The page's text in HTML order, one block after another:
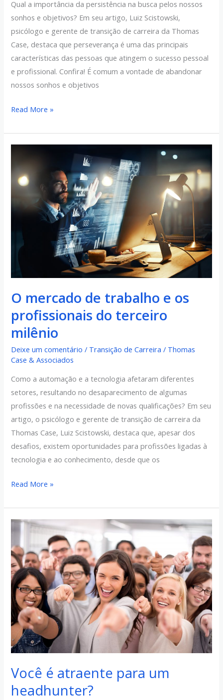
Qual a importância da persistência na busca pelos nossos
sonhos e objetivos? Em seu artigo, Luiz Scistowski,
psicólogo e gerente de transição de carreira da Thomas
Case, destaca que perseverança é uma das principais
características das pessoas que atingem o sucesso pessoal
e profissional. Confira! É comum a vontade de abandonar
nossos sonhos e objetivos
Read More »
O mercado de trabalho e os
profissionais do terceiro
milênio
Deixe um comentário / Transição de Carreira / Thomas
Case & Associados
Como a automação e a tecnologia afetaram diferentes
setores, resultando no desaparecimento de algumas
profissões e na necessidade de novas qualificações? Em seu
artigo, o psicólogo e gerente de transição de carreira da
Thomas Case, Luiz Scistowski, destaca que, apesar dos
desafios, existem oportunidades para profissões ligadas à
tecnologia e ao conhecimento, desde que os
mercado
de
trabalho
e
Read More »
Você é atraente para um
headhunter?
Você
atraente
para
um
headhunter?